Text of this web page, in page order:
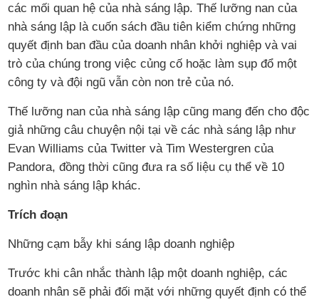
các mối quan hệ của nhà sáng lập. Thế lưỡng nan của
nhà sáng lập là cuốn sách đầu tiên kiểm chứng những
quyết định ban đầu của doanh nhân khởi nghiệp và vai
trò của chúng trong việc củng cố hoặc làm sụp đổ một
công ty và đội ngũ vẫn còn non trẻ của nó.
Thế lưỡng nan của nhà sáng lập cũng mang đến cho độc
giả những câu chuyện nội tại về các nhà sáng lập như
Evan Williams của Twitter và Tim Westergren của
Pandora, đồng thời cũng đưa ra số liệu cụ thể về 10
nghìn nhà sáng lập khác.
Trích đoạn
Những cạm bẫy khi sáng lập doanh nghiệp
Trước khi cân nhắc thành lập một doanh nghiệp, các
doanh nhân sẽ phải đối mặt với những quyết định có thể